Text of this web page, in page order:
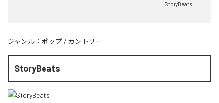
StoryBeats
ジャンル： ポップ / カントリー
StoryBeats